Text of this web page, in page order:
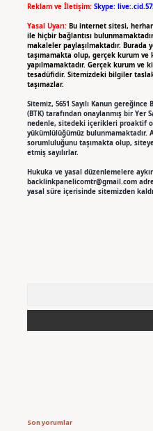
Reklam ve İletişim: Skype:
Yasal Uyarı: Bu internet sitesi,
ile hiçbir bağlantısı
makaleler paylaşılmaktadır.
taşımamakta olup, gerçek kurum ve
yapılmamaktadır. Gerçek kurum
tesadüfidir. Sitemizdeki bilgiler
taşımazlar.
Sitemiz, 5651 Sayılı Kanun
(BTK) tarafından onaylanmış bir Yer
nedenle, sitedeki içerikleri proaktif
yükümlülüğümüz bulunmamaktadır.
sorumluluğunu taşımakta olup,
etmiş sayılırlar.
Hukuka ve yasal düzenlemelere
backlinkpanelicomtr@gmail.com
yasal süre içerisinde sitemizden
Son yorumlar